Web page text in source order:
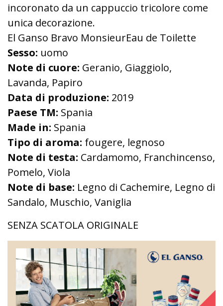
incoronato da un cappuccio tricolore come
unica decorazione.
El Ganso Bravo MonsieurEau de Toilette
Sesso: uomo
Note di cuore: Geranio, Giaggiolo,
Lavanda, Papiro
Data di produzione: 2019
Paese TM: Spania
Made in: Spania
Tipo di aroma: fougere, legnoso
Note di testa: Cardamomo, Franchincenso,
Pomelo, Viola
Note di base: Legno di Cachemire, Legno di
Sandalo, Muschio, Vaniglia
SENZA SCATOLA ORIGINALE